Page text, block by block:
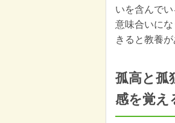
いを含んで
意味合いに
きると教養
孤高と孤
感を覚え